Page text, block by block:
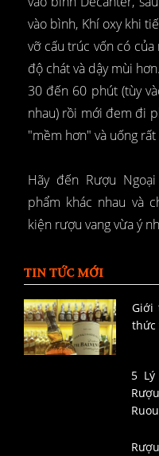
vào bình, Khí oxy khi
vỡ cấu trúc vốn có
độ chát và dậy mùi
30 đến 60 phút (tùy
nhau) rồi mới đem đi
"mềm hơn" và uống rất
Hãy đến Rượu
phẩm khác nhau và
kiện rượu vang vừa ý
TIN TỨC MỚI
Giới
thức
5